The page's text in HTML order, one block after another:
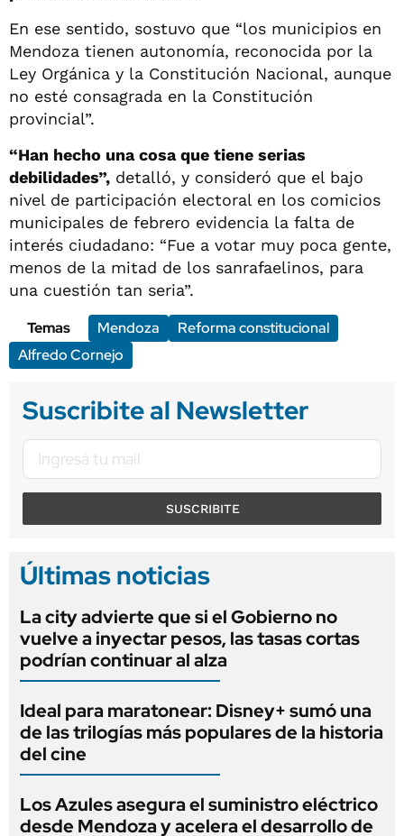
En ese sentido, sostuvo que “los municipios en
Mendoza tienen autonomía, reconocida por la
Ley Orgánica y la Constitución Nacional, aunque
no esté consagrada en la Constitución
provincial”.
“Han hecho una cosa que tiene serias
debilidades”, detalló, y consideró que el bajo
nivel de participación electoral en los comicios
municipales de febrero evidencia la falta de
interés ciudadano: “Fue a votar muy poca gente,
menos de la mitad de los sanrafaelinos, para
una cuestión tan seria”.
Temas
Mendoza
Reforma constitucional
Alfredo Cornejo
Suscribite al Newsletter
SUSCRIBITE
Últimas noticias
La city advierte que si el Gobierno no
vuelve a inyectar pesos, las tasas cortas
podrían continuar al alza
Ideal para maratonear: Disney+ sumó una
de las trilogías más populares de la historia
del cine
Los Azules asegura el suministro eléctrico
desde Mendoza y acelera el desarrollo de